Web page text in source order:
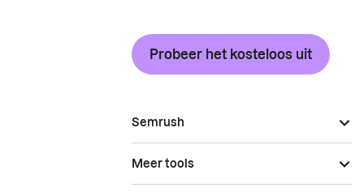
Probeer het kosteloos uit
Semrush
Meer tools